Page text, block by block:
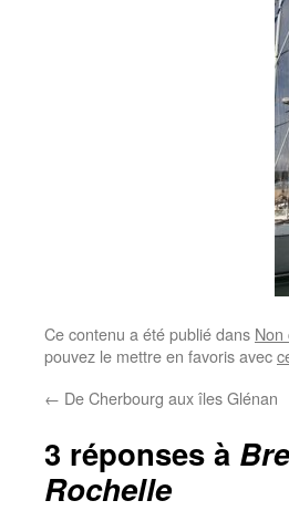
Ce contenu a été publié dans Non
pouvez le mettre en favoris avec
← De Cherbourg aux îles Glénan
3 réponses à
Rochelle